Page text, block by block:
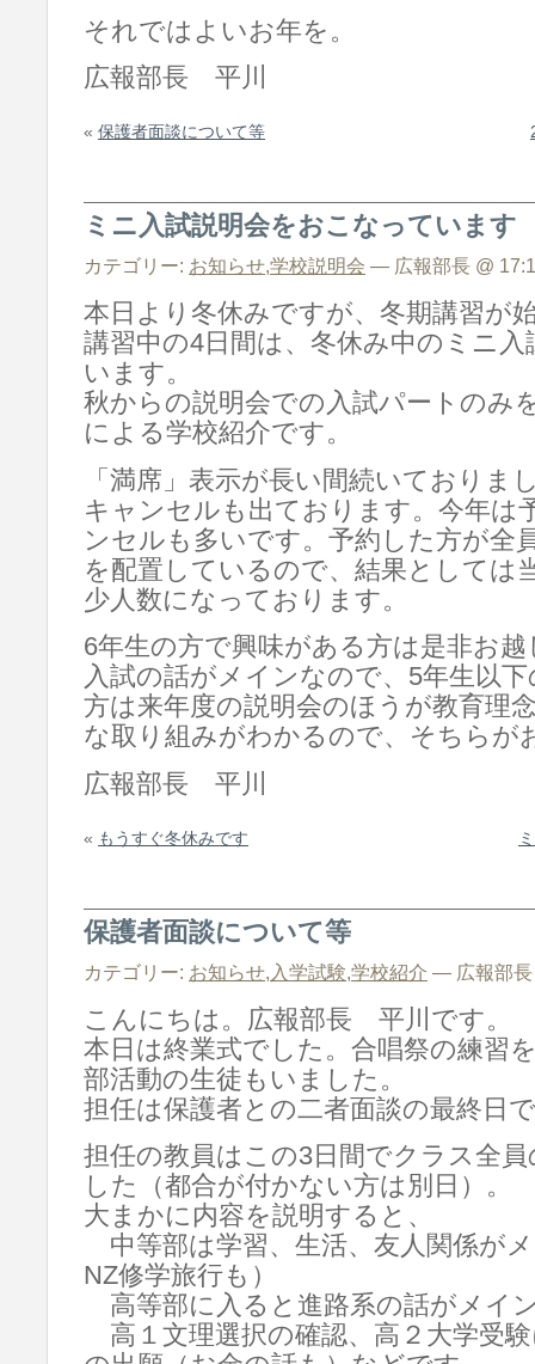
それではよいお年を。
広報部長 平川
« 保護者面談について等
ミニ入試説明会をおこなっています
カテゴリー: お知らせ,学校説明会 — 広報部長 @
本日より冬休みですが、冬期講習が
講習中の4日間は、冬休み中のミニ
います。
秋からの説明会での入試パートのみ
による学校紹介です。
「満席」表示が長い間続いておりま
キャンセルも出ております。今年は
ンセルも多いです。予約した方が全
を配置しているので、結果としては
少人数になっております。
6年生の方で興味がある方は是非お
入試の話がメインなので、5年生以
方は来年度の説明会のほうが教育理
な取り組みがわかるので、そちらが
広報部長 平川
« もうすぐ冬休みです
保護者面談について等
カテゴリー: お知らせ 入学試験 学校紹介 — 広報部長
こんにちは。広報部長 平川です。
本日は終業式でした。合唱祭の練習
部活動の生徒もいました。
担任は保護者との二者面談の最終日
担任の教員はこの3日間でクラス全
した（都合が付かない方は別日）。
大まかに内容を説明すると、
中等部は学習、生活、友人関係が
NZ修学旅行も）
高等部に入ると進路系の話がメイ
高１文理選択の確認、高２大学受